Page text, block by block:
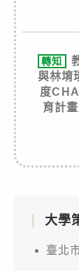
轉知
與林堉
度
育計
大學
臺北